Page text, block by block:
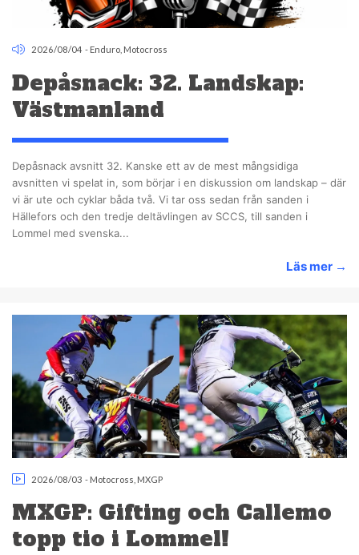
2026/08/04 - Enduro Motocross
Depåsnack: 32. Landskap:
Västmanland
Depåsnack avsnitt 32. Kanske ett av de mest mångsidiga
avsnitten vi spelat in, som börjar i en diskussion om landskap – där
vi är ute och cyklar båda två. Vi tar oss sedan från sanden i
Hällefors och den tredje deltävlingen av SCCS, till sanden i
Lommel med svenska...
Läs mer →
2026/08/03 - Motocross MXGP
MXGP: Gifting och Callemo
topp tio i Lommel!